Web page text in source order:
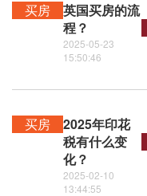
买房
英国买房的流
程？
2025-05-23
15:50:46
买房
2025年印花
税有什么变
化？
2025-02-10
13:44:55